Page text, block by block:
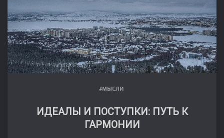
#МЫСЛИ
ИДЕАЛЫ И ПОСТУПКИ: ПУТЬ К
ГАРМОНИИ